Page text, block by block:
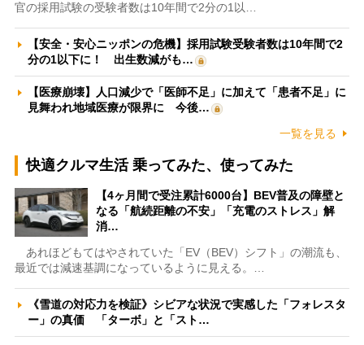
官の採用試験の受験者数は10年間で2分の1以…
【安全・安心ニッポンの危機】採用試験受験者数は10年間で2
分の1以下に！ 出生数減がも…
【医療崩壊】人口減少で「医師不足」に加えて「患者不足」に
見舞われ地域医療が限界に 今後…
一覧を見る
快適クルマ生活 乗ってみた、使ってみた
【4ヶ月間で受注累計6000台】BEV普及の障壁と
なる「航続距離の不安」「充電のストレス」解
消…
あれほどもてはやされていた「EV（BEV）シフト」の潮流も、
最近では減速基調になっているように見える。…
《雪道の対応力を検証》シビアな状況で実感した「フォレスタ
ー」の真価 「ターボ」と「スト…